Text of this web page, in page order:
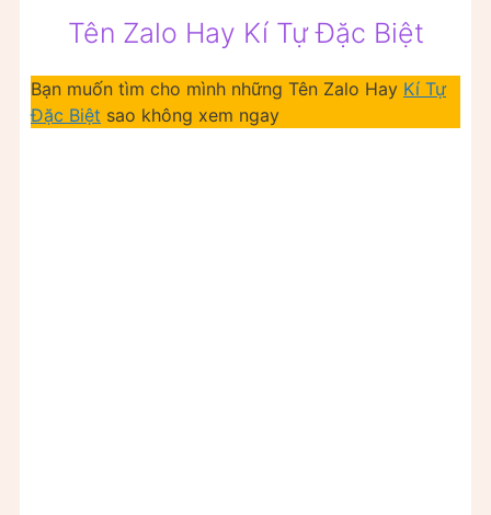
Tên Zalo Hay Kí Tự Đặc Biệt
Bạn muốn tìm cho mình những Tên Zalo Hay Kí Tự
Đặc Biệt sao không xem ngay